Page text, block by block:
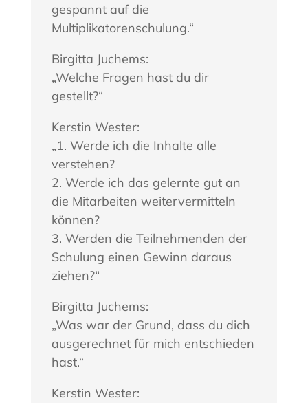
gespannt auf die
Multiplikatorenschulung.“
Birgitta Juchems:
„Welche Fragen hast du dir
gestellt?“
Kerstin Wester:
„1. Werde ich die Inhalte alle
verstehen?
2. Werde ich das gelernte gut an
die Mitarbeiten weitervermitteln
können?
3. Werden die Teilnehmenden der
Schulung einen Gewinn daraus
ziehen?“
Birgitta Juchems:
„Was war der Grund, dass du dich
ausgerechnet für mich entschieden
hast.“
Kerstin Wester: